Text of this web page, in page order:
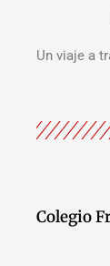
Un viaje a
Colegio